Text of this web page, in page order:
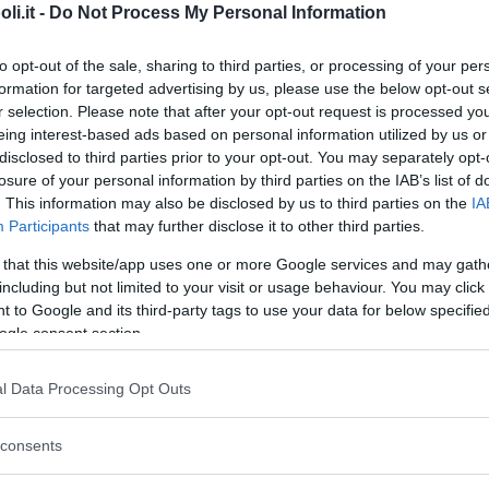
- Do Not Process My Personal Information
opt-out of the sale, sharing to third parties, or processing of your
for targeted advertising by us, please use the below opt-out
selection. Please note that after your opt-out request is processed
interest-based ads based on personal information utilized by us
to third parties prior to your opt-out. You may separately
of your personal information by third parties on the IAB’s list of
This information may also be disclosed by us to third parties on the
Participants that may further disclose it to other third parties.
that this website/app uses one or more Google services and may
but not limited to your visit or usage behaviour. You may
to Google and its third-party tags to use your data for below
consent section.
Data Processing Opt Outs
Commenti
Attività Musica
Giocalamusica per bambini dai 18 ai 30 mesi.
Giocala musica per bambini dai 3 ai 6 anni.
Attività Gioco
Laboratori ludicoespressivi per bambini dai 18
ai 30 mesi.
Attività Psicomotricità